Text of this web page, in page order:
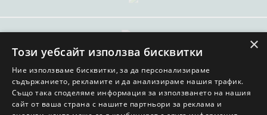
Прочетете нашата политика
Моите лични данни
×
Този уебсайт използва бисквитки
Ние използваме бисквитки, за да персонализираме
съдържанието, рекламите и да анализираме нашия трафик.
Също така споделяме информация за използването на нашия
сайт от ваша страна с нашите партньори за реклама и